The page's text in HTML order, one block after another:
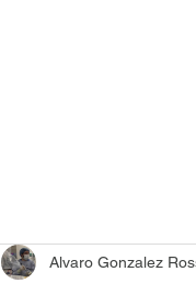
Alvaro Gonzalez